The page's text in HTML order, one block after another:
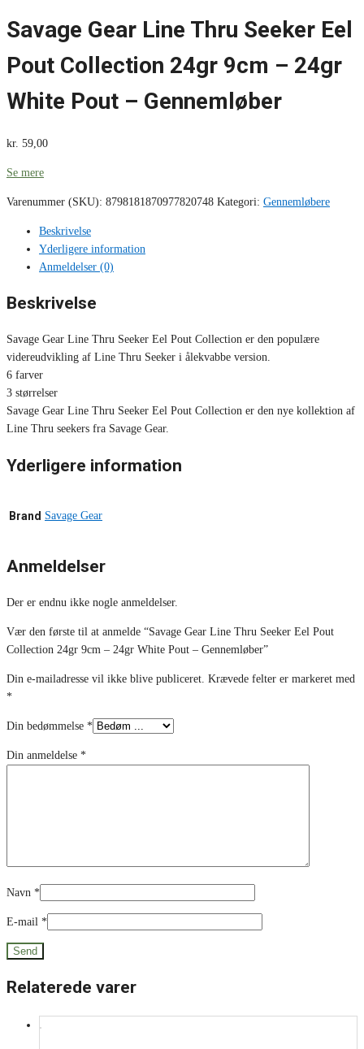
Savage Gear Line Thru Seeker Eel
Pout Collection 24gr 9cm – 24gr
White Pout – Gennemløber
kr. 59,00
Se mere
Varenummer (SKU): 8798181870977820748 Kategori: Gennemløbere
Beskrivelse
Yderligere information
Anmeldelser (0)
Beskrivelse
Savage Gear Line Thru Seeker Eel Pout Collection er den populære
videreudvikling af Line Thru Seeker i ålekvabbe version.
6 farver
3 størrelser
Savage Gear Line Thru Seeker Eel Pout Collection er den nye kollektion af
Line Thru seekers fra Savage Gear.
Yderligere information
Brand Savage Gear
Anmeldelser
Der er endnu ikke nogle anmeldelser.
Vær den første til at anmelde “Savage Gear Line Thru Seeker Eel Pout
Collection 24gr 9cm – 24gr White Pout – Gennemløber”
Din e-mailadresse vil ikke blive publiceret. Krævede felter er markeret med
*
Din bedømmelse *
Din anmeldelse *
Navn *
E-mail *
Relaterede varer